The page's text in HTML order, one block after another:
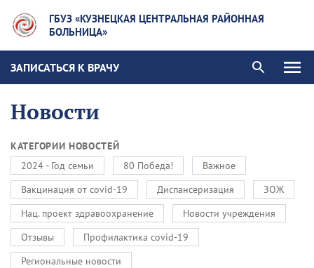
ГБУЗ «КУЗНЕЦКАЯ ЦЕНТРАЛЬНАЯ РАЙОННАЯ
БОЛЬНИЦА»
ЗАПИСАТЬСЯ К ВРАЧУ
Новости
КАТЕГОРИИ НОВОСТЕЙ
2024 - Год семьи
80 Победа!
Важное
Вакцинация от covid-19
Диспансеризация
ЗОЖ
Нац. проект здравоохранение
Новости учреждения
Отзывы
Профилактика covid-19
Региональные новости